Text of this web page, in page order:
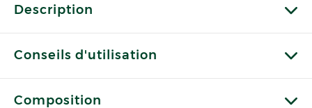
Description
Conseils d'utilisation
Composition